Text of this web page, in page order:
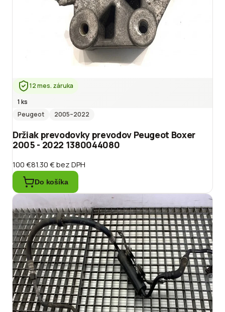
12 mes. záruka
1 ks
Peugeot
2005–2022
Držiak prevodovky prevodov Peugeot Boxer
2005 - 2022 1380044080
100 €81.30 €bez DPH
Do košíka